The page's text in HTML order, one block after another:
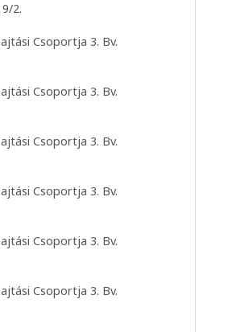
2.
Csoportja 3. Bv.
Csoportja 3. Bv.
Csoportja 3. Bv.
Csoportja 3. Bv.
Csoportja 3. Bv.
Csoportja 3. Bv.